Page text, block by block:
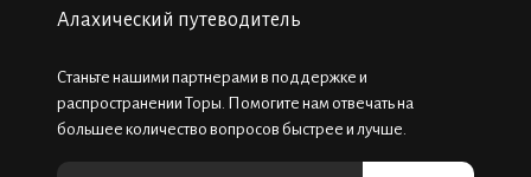
Алахический путеводитель
Станьте нашими партнерами в поддержке и
распространении Торы. Помогите нам отвечать на
большее количество вопросов быстрее и лучше.